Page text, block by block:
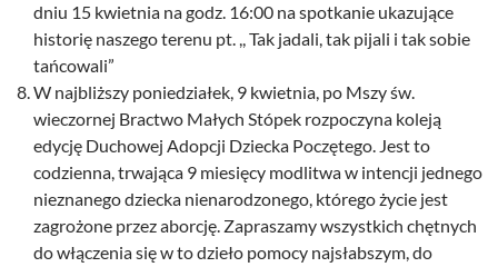
dniu 15 kwietnia na godz. 16:00 na spotkanie ukazujące
historię naszego terenu pt. ,, Tak jadali, tak pijali i tak sobie
tańcowali”
W najbliższy poniedziałek, 9 kwietnia, po Mszy św.
wieczornej Bractwo Małych Stópek rozpoczyna koleją
edycję Duchowej Adopcji Dziecka Poczętego. Jest to
codzienna, trwająca 9 miesięcy modlitwa w intencji jednego
nieznanego dziecka nienarodzonego, którego życie jest
zagrożone przez aborcję. Zapraszamy wszystkich chętnych
do włączenia się w to dzieło pomocy najsłabszym, do